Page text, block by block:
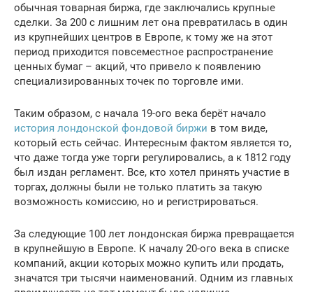
обычная товарная биржа, где заключались крупные
сделки. За 200 с лишним лет она превратилась в один
из крупнейших центров в Европе, к тому же на этот
период приходится повсеместное распространение
ценных бумаг – акций, что привело к появлению
специализированных точек по торговле ими.
Таким образом, с начала 19-ого века берёт начало
история лондонской фондовой биржи в том виде,
который есть сейчас. Интересным фактом является то,
что даже тогда уже торги регулировались, а к 1812 году
был издан регламент. Все, кто хотел принять участие в
торгах, должны были не только платить за такую
возможность комиссию, но и регистрироваться.
За следующие 100 лет лондонская биржа превращается
в крупнейшую в Европе. К началу 20-ого века в списке
компаний, акции которых можно купить или продать,
значатся три тысячи наименований. Одним из главных